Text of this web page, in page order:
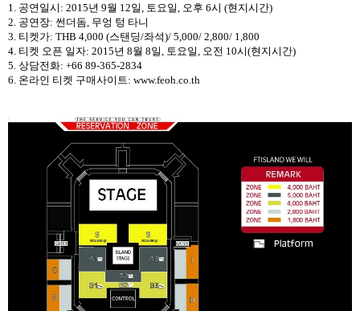
1. 공연일시: 2015년 9월 12일, 토요일, 오후 6시 (현지시간)
2. 공연장: 썬더돔, 무엉 텅 타니
3. 티켓가: THB 4,000 (스탠딩/좌석)/ 5,000/ 2,800/ 1,800
4. 티켓 오픈 일자: 2015년 8월 8일, 토요일, 오전 10시(현지시간)
5. 상담전화: +66 89-365-2834
6. 온라인 티켓 구매사이트: www.feoh.co.th